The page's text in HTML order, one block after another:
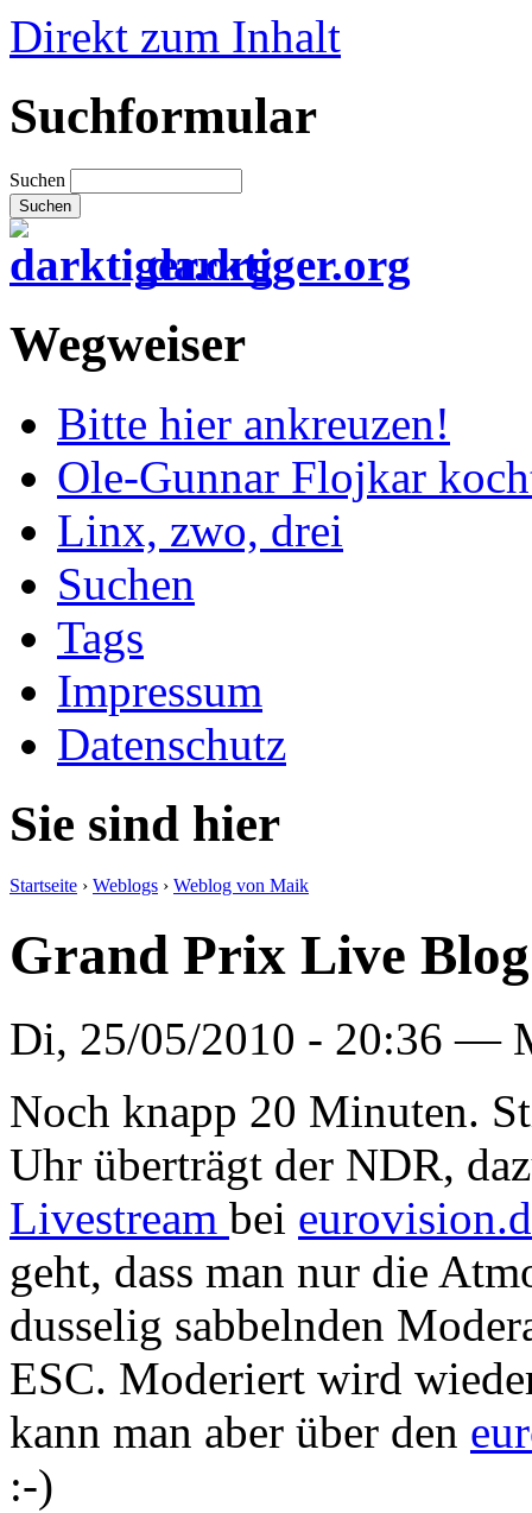
Direkt zum Inhalt
Suchformular
Suchen
darktiger.org
Wegweiser
Bitte hier ankreuzen!
Ole-Gunnar Flojkar
Linx, zwo, drei
Suchen
Tags
Impressum
Datenschutz
Sie sind hier
Startseite › Weblogs › Weblog von Maik
Grand Prix Live
Di, 25/05/2010 - 20:36 —
Noch knapp 20 Minuten.
Uhr überträgt der NDR,
Livestream bei
geht, dass man nur die
dusselig sabbelnden
ESC. Moderiert wird
kann man aber über den
:-)